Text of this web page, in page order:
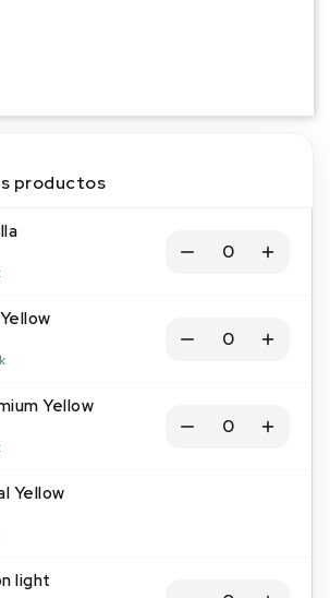
productos
Yellow
Yellow
light